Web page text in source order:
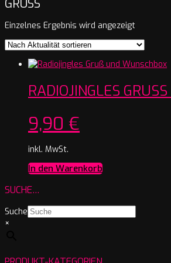
GRUSS
Einzelnes Ergebnis wird angezeigt
RADIOJINGLES
9,90 €
inkl. MwSt.
In den Warenkorb
SUCHE…
Suche
×